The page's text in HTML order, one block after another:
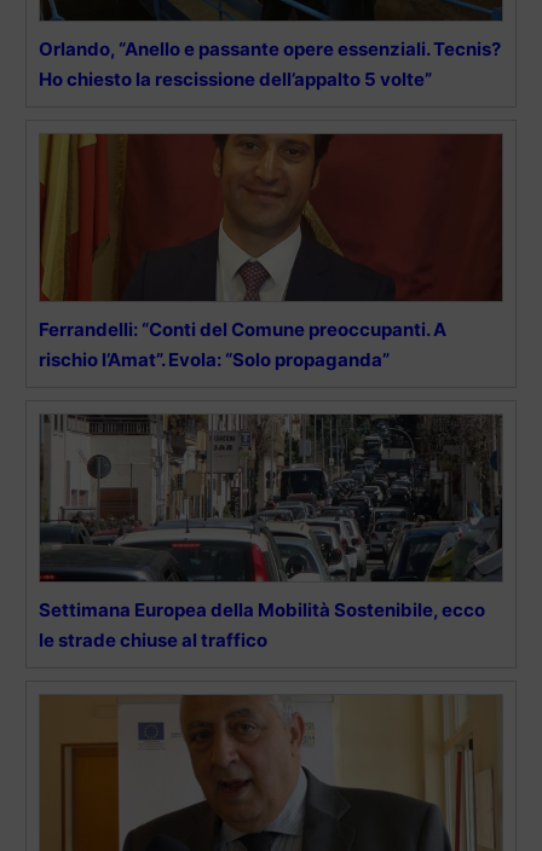
Orlando, “Anello e passante opere essenziali. Tecnis?
Ho chiesto la rescissione dell’appalto 5 volte”
Ferrandelli: “Conti del Comune preoccupanti. A
rischio l’Amat”. Evola: “Solo propaganda”
Settimana Europea della Mobilità Sostenibile, ecco
le strade chiuse al traffico